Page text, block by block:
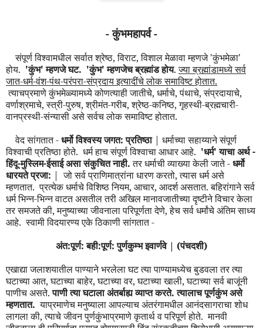
- कुंभमहापर्व -
संपूर्ण विश्वामधील सर्वात श्रेष्ठ, विराट, विशाल मेळावा म्हणजे 'कुंभमेळा'
होय. 'कुंभ' म्हणजे घट. 'कुंभ' म्हणजेच ब्रह्मांड होय.ज्या ब्रह्मांडामध्ये सर्व
जात-धर्म-वंश-पंथ-परंपरा-संप्रदाय इत्यादींचे लोक समाविष्ट होतात.
त्याचप्रमाणे कुंभमेळ्यामध्ये कोणत्याही जातीचे, धर्माचे, पंथाचे, संप्रदायाचे,
वर्णाश्रमाचे, स्त्री-पुरुष, श्रीमंत-गरीब, श्रेष्ठ-कनिष्ठ, गृहस्थी-ब्रह्मचारी-
वानप्रस्थी-संन्यासी असे सर्वच लोक समाविष्ट होतात.
वेद सांगतात -धर्मो विश्वस्य जगत: प्रतिष्ठा| धर्माच्या सहाय्याने संपूर्ण
विश्वाची प्रतिष्ठा होते. धर्म हाच संपूर्ण विश्वाचा आधार आहे. 'धर्म' याचा अर्थ -
हिंदू-मुस्लिम-ईसाई असा संकुचित नाही.तर धर्माची व्याख्या केली जाते -धर्मो
धारयते प्रजा: | जो सर्व प्राणिमात्रांना धारण करतो, त्यास धर्म असे
म्हणतात. प्रत्येक धर्माचे विशिष्ठ नियम, आचार, आदर्श असतात. बहिरांगाने सर्व
धर्म भिन्न-भिन्न वाटत असतील तरी अखिल मानावजातीच्या दृष्टीने विचार केला
तर समजते की, मनुष्याच्या जीवनाला परिपूर्णता देणे, हेच सर्व धर्मांचेअंतिमसाध्य
आहे. स्वामी विदयारण्य एके ठिकाणी सांगतात -
अंत:पूर्ण: बही:पूर्ण: पुर्णकुम्भ इवार्णवे | (पंचदशी)
एखाद्या जलाशयातील पाण्याने भरलेला घट त्या पाण्यामध्येच बुडवला तर त्या
घटाच्या आत, घटाच्या बाहेर, घटाच्या वर, घटाच्या खाली, घटाच्या सर्व बाजूंनी
पाणीच असते.पाणी त्या घटाला अंतर्बाह्य व्याप्त करते. त्यालाच पूर्णकुंभ असे
म्हणतात. याप्रमाणेच मनुष्याला आपल्याच अंतरंगामधील आनंदसागराचा शोध
लागला की, त्याचे जीवन पुर्णकुंभाप्रमाणे कृतार्थ व परिपूर्ण होते. मानवी